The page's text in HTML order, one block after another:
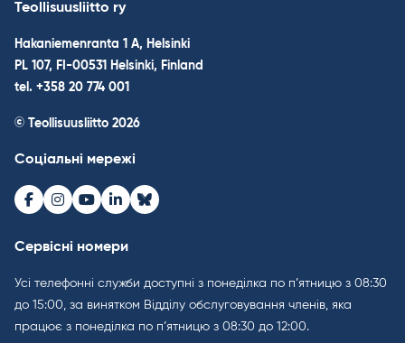
Teollisuusliitto ry
Hakaniemenranta 1 A, Helsinki
PL 107, FI-00531 Helsinki, Finland
tel. +358 20 774 001
© Teollisuusliitto 2026
Соціальні мережі
Facebook
Instagram
Youtube
LinkedInBluesky
Сервісні номери
Усі телефонні служби доступні з понеділка по п’ятницю з 08:30
до 15:00, за винятком Відділу обслуговування членів, яка
працює з понеділка по п’ятницю з 08:30 до 12:00.